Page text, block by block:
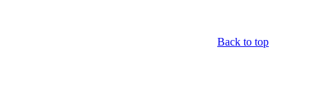
Back to top